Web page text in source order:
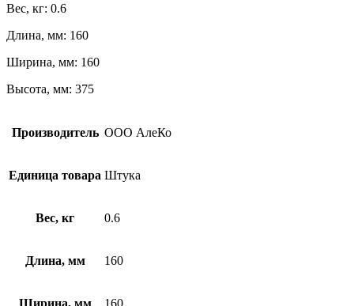
Вес, кг: 0.6
Длина, мм: 160
Ширина, мм: 160
Высота, мм: 375
Производитель ООО АлеКо
Единица товара Штука
Вес, кг 0.6
Длина, мм 160